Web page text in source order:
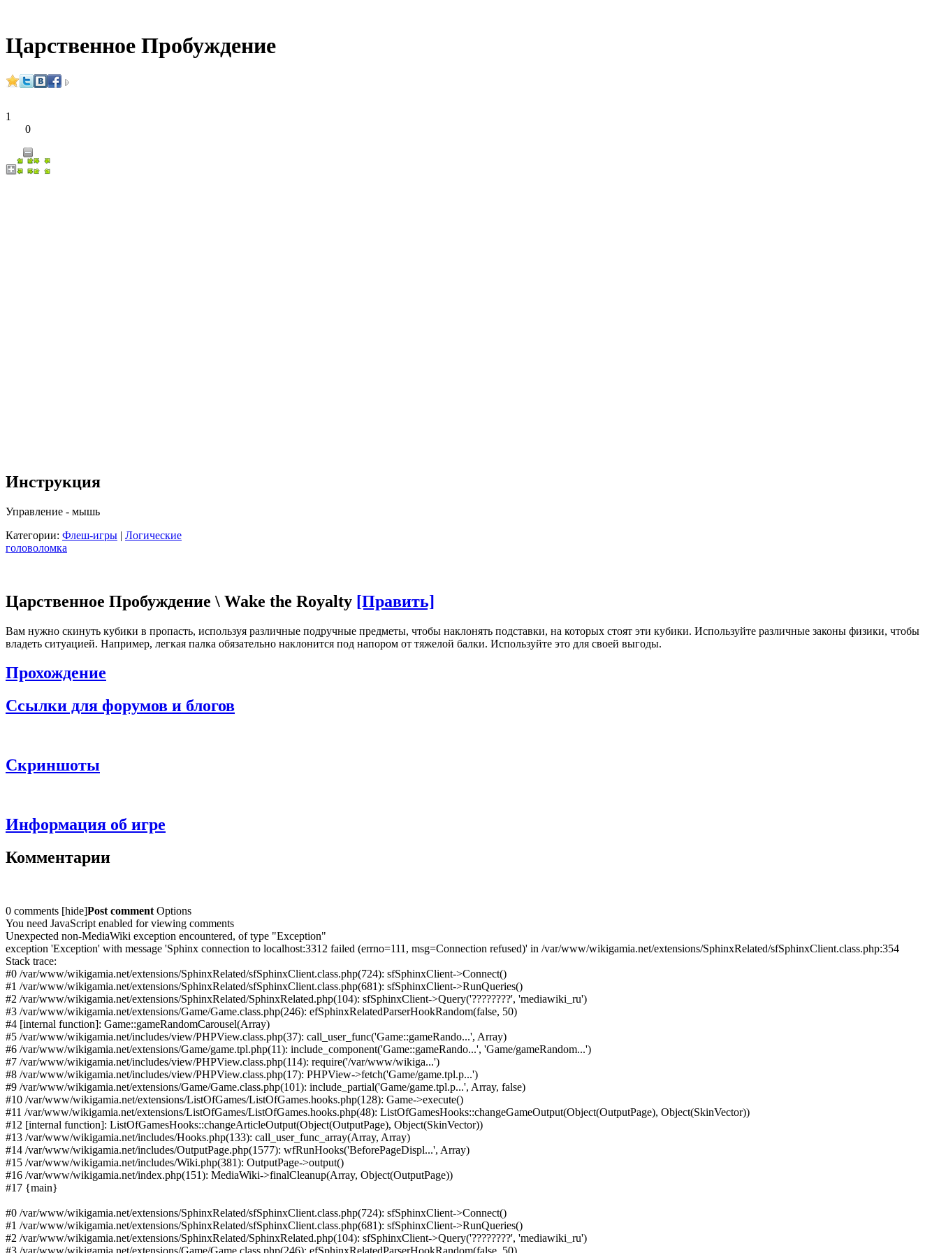
Царственное Пробуждение
1
0
Инструкция
Управление - мышь
Категории: Флеш-игры | Логические
головоломка
Царственное Пробуждение \ Wake the Royalty [Править]
Вам нужно скинуть кубики в пропасть, используя различные подручные предметы, чтобы наклонять подставки, на которых стоят эти кубики. Используйте различные законы физики, чтобы
владеть ситуацией. Например, легкая палка обязательно наклонится под напором от тяжелой балки. Используйте это для своей выгоды.
Прохождение
Ссылки для форумов и блогов
Скриншоты
Информация об игре
Комментарии
0 comments [hide]Post comment Options
You need JavaScript enabled for viewing comments
Unexpected non-MediaWiki exception encountered, of type "Exception"
exception 'Exception' with message 'Sphinx connection to localhost:3312 failed (errno=111, msg=Connection refused)' in /var/www/wikigamia.net/extensions/SphinxRelated/sfSphinxClient.class.php:354
Stack trace:
#0 /var/www/wikigamia.net/extensions/SphinxRelated/sfSphinxClient.class.php(724): sfSphinxClient->Connect()
#1 /var/www/wikigamia.net/extensions/SphinxRelated/sfSphinxClient.class.php(681): sfSphinxClient->RunQueries()
#2 /var/www/wikigamia.net/extensions/SphinxRelated/SphinxRelated.php(104): sfSphinxClient->Query('????????', 'mediawiki_ru')
#3 /var/www/wikigamia.net/extensions/Game/Game.class.php(246): efSphinxRelatedParserHookRandom(false, 50)
#4 [internal function]: Game::gameRandomCarousel(Array)
#5 /var/www/wikigamia.net/includes/view/PHPView.class.php(37): call_user_func('Game::gameRando...', Array)
#6 /var/www/wikigamia.net/extensions/Game/game.tpl.php(11): include_component('Game::gameRando...', 'Game/gameRandom...')
#7 /var/www/wikigamia.net/includes/view/PHPView.class.php(114): require('/var/www/wikiga...')
#8 /var/www/wikigamia.net/includes/view/PHPView.class.php(17): PHPView->fetch('Game/game.tpl.p...')
#9 /var/www/wikigamia.net/extensions/Game/Game.class.php(101): include_partial('Game/game.tpl.p...', Array, false)
#10 /var/www/wikigamia.net/extensions/ListOfGames/ListOfGames.hooks.php(128): Game->execute()
#11 /var/www/wikigamia.net/extensions/ListOfGames/ListOfGames.hooks.php(48): ListOfGamesHooks::changeGameOutput(Object(OutputPage), Object(SkinVector))
#12 [internal function]: ListOfGamesHooks::changeArticleOutput(Object(OutputPage), Object(SkinVector))
#13 /var/www/wikigamia.net/includes/Hooks.php(133): call_user_func_array(Array, Array)
#14 /var/www/wikigamia.net/includes/OutputPage.php(1577): wfRunHooks('BeforePageDispl...', Array)
#15 /var/www/wikigamia.net/includes/Wiki.php(381): OutputPage->output()
#16 /var/www/wikigamia.net/index.php(151): MediaWiki->finalCleanup(Array, Object(OutputPage))
#17 {main}
#0 /var/www/wikigamia.net/extensions/SphinxRelated/sfSphinxClient.class.php(724): sfSphinxClient->Connect()
#1 /var/www/wikigamia.net/extensions/SphinxRelated/sfSphinxClient.class.php(681): sfSphinxClient->RunQueries()
#2 /var/www/wikigamia.net/extensions/SphinxRelated/SphinxRelated.php(104): sfSphinxClient->Query('????????', 'mediawiki_ru')
#3 /var/www/wikigamia.net/extensions/Game/Game.class.php(246): efSphinxRelatedParserHookRandom(false, 50)